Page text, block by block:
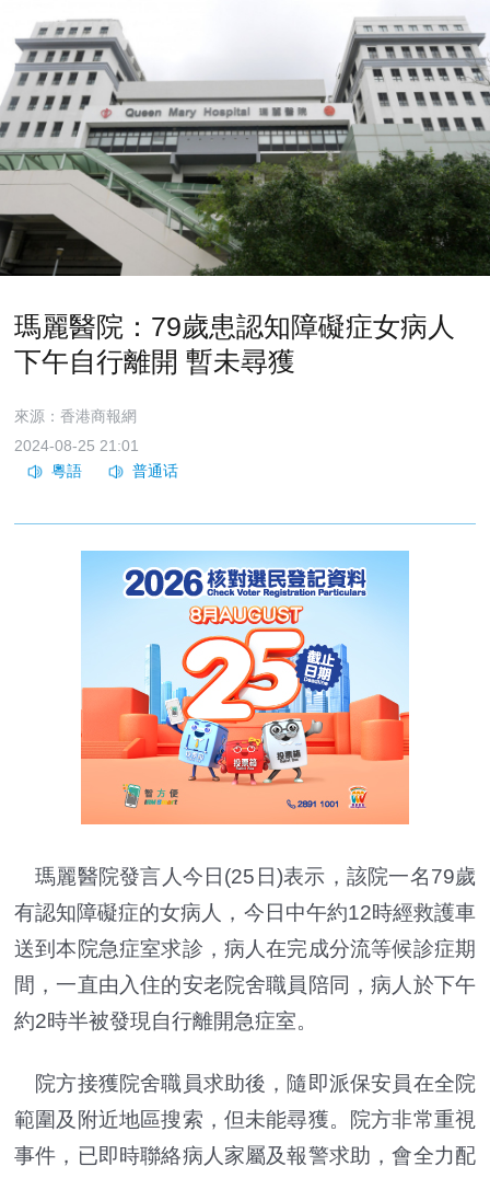
瑪麗醫院：79歲患認知障礙症女病人
下午自行離開 暫未尋獲
來源：香港商報網
2024-08-25 21:01
瑪麗醫院發言人今日(25日)表示，該院一名79歲
有認知障礙症的女病人，今日中午約12時經救護車
送到本院急症室求診，病人在完成分流等候診症期
間，一直由入住的安老院舍職員陪同，病人於下午
約2時半被發現自行離開急症室。
院方接獲院舍職員求助後，隨即派保安員在全院
範圍及附近地區搜索，但未能尋獲。院方非常重視
事件，已即時聯絡病人家屬及報警求助，會全力配